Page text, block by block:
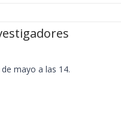
mayo a las 14.